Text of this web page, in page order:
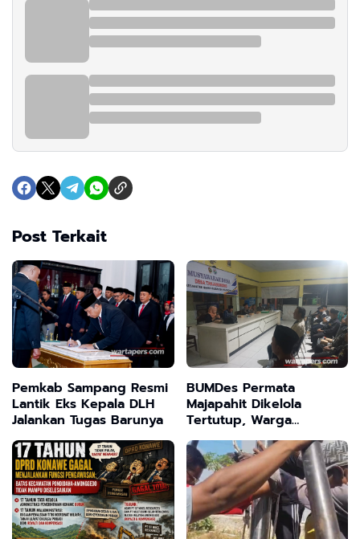
Post Terkait
Pemkab Sampang Resmi
Lantik Eks Kepala DLH
Jalankan Tugas Barunya
BUMDes Permata
Majapahit Dikelola
Tertutup, Warga
Tanjangrono Tuntut
Kejelasan